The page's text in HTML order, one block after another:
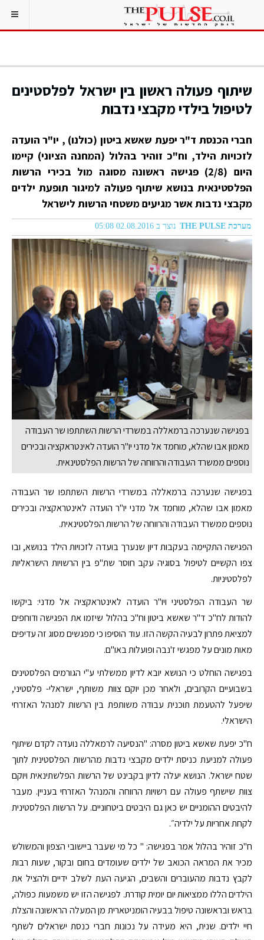
שיתוף פעולה ראשון בין ישראל לפלסטינים
לטיפול בילדי מקבצי נדבות
חברי הכנסת ד"ר יפעת שאשא ביטון (כולנו) , יו"ר הועדה
לזכויות הילד, וח"כ זוהיר בהלול (המחנה הציוני) קיימו
היום (2/8) פגישה ראשונה מסוגה מול בכירי הרשות
הפלסטינאית בנושא שיתוף פעולה למיגור תופעת ילדים
מקבצי נדבות אשר מגיעים משטחי הרשות לישראל
מערכת THE PULSE נוצר ב 02.08.2016 05:08
בפגישה שנערכה ברמאללה במשרדי הרשות השתתפו שר העבודה
מאמון אבו שהלא, מוחמד אל מדני יו"ר הועדה לאינטראקציה ובכירים
נוספים ממשרד העבודה והרווחה של הרשות הפלסטינאית.
בפגישה שנערכה ברמאללה במשרדי הרשות השתתפו שר העבודה
מאמון אבו שהלא, מוחמד אל מדני יו"ר הועדה לאינטראקציה ובכירים
נוספים ממשרד העבודה והרווחה של הרשות הפלסטינאית.
הפגישה התקיימה בעקבות דיון שנערך בועדה לזכויות הילד בנושא, ובו
צפו הקשיים לטיפול בסוגיה עקב חוסר שת"פ בין הרשויות הישראליות
לפלסטיניות.
שר העבודה הפלסטיני ויו"ר הועדה לאינטראקציה אל מדני: ביקשו
להודות לח"כ ד"ר שאשא ביטון וח"כ בהלול שיזמו את הפגישה ודוחפים
למציאת פתרון לבעיה הקשה הזו. עוד הוסיפו כי מפגשים מסוג זה עדיפים
מאות מונים על מפגשי ז'נבה ופועלות באו"ם.
בפגישה הוחלט כי הנושא יובא לדיון ממשלתי ע"י הגורמים הפלסטינים
בשבועיים הקרובים, ולאחר מכן יוקם צוות משותף, ישראלי- פלסטיני,
שיפעל להטעמת תוכנית עבודה משותפת בין הרשות למנהל האזרחי
הישראלי.
ח"כ יפעת שאשא ביטון מסרה: "הנסיעה לרמאללה נועדה לקדם שיתוף
פעולה למניעת כניסת ילדים מקבצי נדבות מהרשות הפלסטינית לתוך
שטח ישראל. הנושא יעלה לדיון בקבינט של הרשות הפלשתינאית ויוקם
צוות שישתף פעולה עם רשויות הרווחה והמנהל האזרחי בעניין. מעבר
להיבטים ההומניים יש כאן גם היבטים ביטחוניים. על הרשות הפלסטינית
לקחת אחריות על ילדיה״.
ח"כ זוהיר בהלול אמר בפגישה: " כל מי שעבר ביישובי הצפון והמשולש
מכיר את המראה הכואב של ילדים שעומדים בחום ובקור, שעות רבות
לקבץ נדבות מהעוברים והשבים, הגיעה העת לשלב ידיים ולהציל את
הילדים הללו ממציאות יום יומית קודרת. לפגישה הזו יש משמעות כפולה,
בראש ובראשונה טיפול בבעיה הומניטארית מן המעלה הראשונה והצלת
חיי ילדים. שנית, היא מעידה על נכונות חברי כנסת ישראלים לשתף